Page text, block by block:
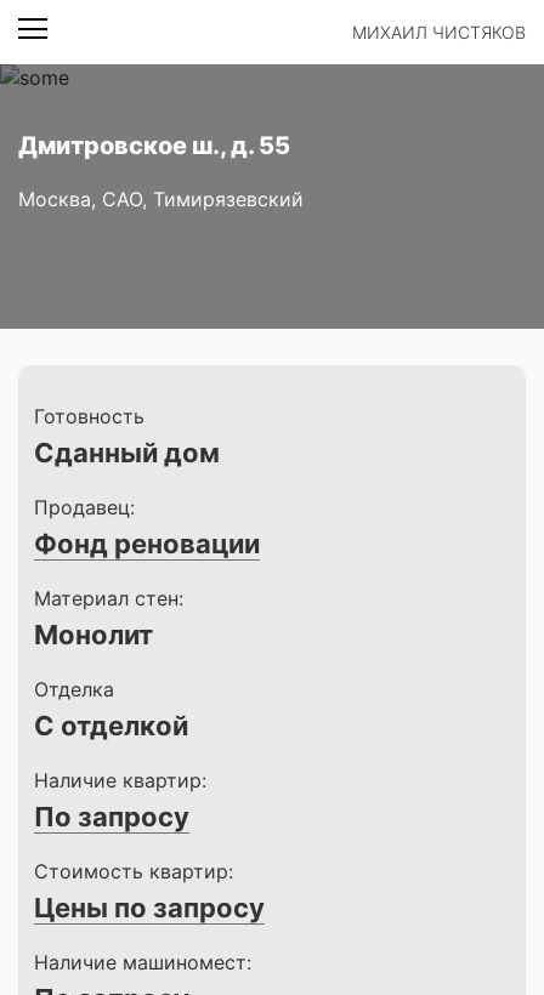
МИХАИЛ ЧИСТЯКОВ
Дмитровское ш., д. 55
Москва, САО, Тимирязевский
Готовность
Сданный дом
Продавец:
Фонд реновации
Материал стен:
Монолит
Отделка
С отделкой
Наличие квартир:
По запросу
Стоимость квартир:
Цены по запросу
Наличие машиномест: